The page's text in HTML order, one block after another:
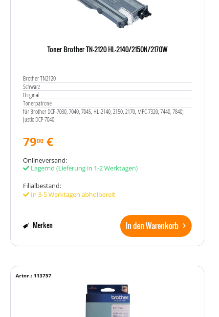
Toner Brother TN-2120 HL-2140/2150N/2170W
Brother TN2120
Schwarz
Original
Tonerpatrone
für Brother DCP-7030, 7040, 7045, HL-2140, 2150, 2170, MFC-7320, 7440, 7840;
Justio DCP-7040
7900 €
Onlineversand:
Lagernd (Lieferung in 1-2 Werktagen)
Filialbestand:
In 3-5 Werktagen abholbereit
In den Warenkorb
Merken
Artnr.: 113757